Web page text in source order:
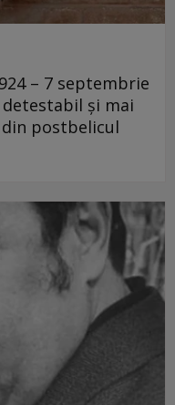
– 7 septembrie
și mai
postbelicul